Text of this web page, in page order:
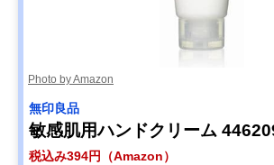
Photo by Amazon
無印良品
敏感肌用ハンドクリーム
税込み394円（Amazon）